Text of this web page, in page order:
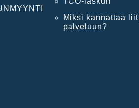
Miksi kannattaa
palveluun?